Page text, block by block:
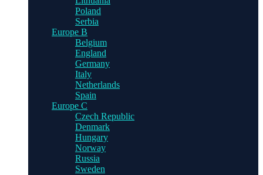
Poland
Serbia
Europe B
Belgium
England
Germany
Italy
Netherlands
Spain
Europe C
Czech Republic
Denmark
Hungary
Norway
Russia
Sweden